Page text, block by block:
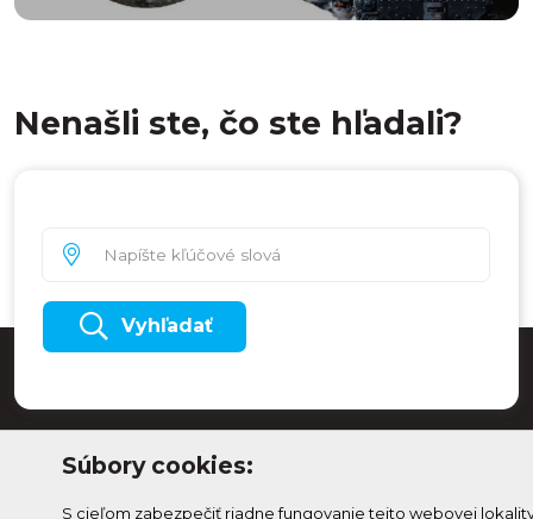
Nenašli ste, čo ste hľadali?
Vyhľadať
Súbory cookies:
S cieľom zabezpečiť riadne fungovanie tejto webovej